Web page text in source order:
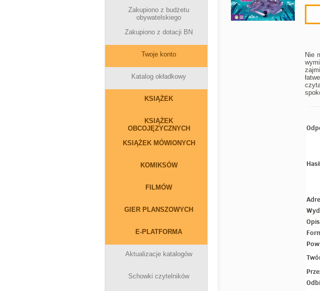
Zakupiono z budżetu
obywatelskiego
Zakupiono z dotacji BN
Twoje konto
Katalog okładkowy
KSIĄŻEK
KSIĄŻEK
OBCOJĘZYCZNYCH
KSIĄŻEK MÓWIONYCH
KOMIKSÓW
FILMÓW
GIER PLANSZOWYCH
E-PLATFORMA
Aktualizacje katalogów
Schowki czytelników
Nie